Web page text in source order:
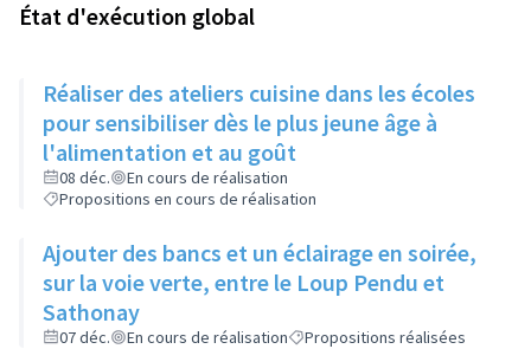
État d'exécution global
Réaliser des ateliers cuisine dans les écoles
pour sensibiliser dès le plus jeune âge à
l'alimentation et au goût
08 déc.
En cours de réalisation
Propositions en cours de réalisation
Ajouter des bancs et un éclairage en soirée,
sur la voie verte, entre le Loup Pendu et
Sathonay
07 déc. En cours de réalisation Propositions réalisées